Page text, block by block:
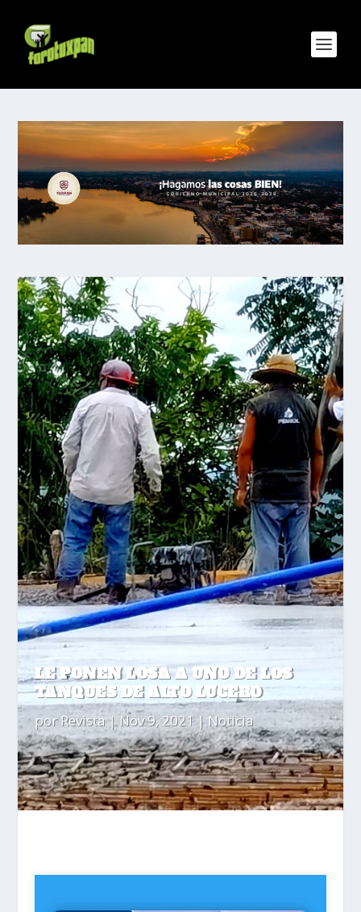
LE PONEN LOSA A UNO DE LOS
TANQUES DE ALTO LUCERO
por Revista| Nov 9, 2021|Noticia